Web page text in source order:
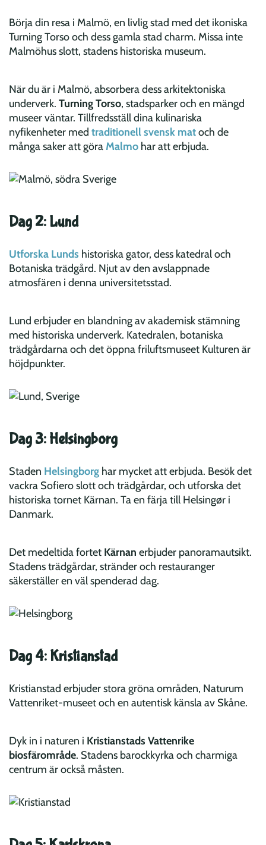
Börja din resa i Malmö, en livlig stad med det ikoniska
Turning Torso och dess gamla stad charm. Missa inte
Malmöhus slott, stadens historiska museum.
När du är i Malmö, absorbera dess arkitektoniska
underverk. Turning Torso, stadsparker och en mängd
museer väntar. Tillfredsställ dina kulinariska
nyfikenheter med traditionell svensk matoch de
många saker att göraMalmo har att erbjuda.
Dag 2: Lund
Utforska Lunds historiska gator, dess katedral och
Botaniska trädgård. Njut av den avslappnade
atmosfären i denna universitetsstad.
Lund erbjuder en blandning av akademisk stämning
med historiska underverk. Katedralen, botaniska
trädgårdarna och det öppna friluftsmuseet Kulturen är
höjdpunkter.
Dag 3: Helsingborg
Staden Helsingborg har mycket att erbjuda. Besök det
vackra Sofiero slott och trädgårdar, och utforska det
historiska tornet Kärnan. Ta en färja till Helsingør i
Danmark.
Det medeltida fortet Kärnan erbjuder panoramautsikt.
Stadens trädgårdar, stränder och restauranger
säkerställer en väl spenderad dag.
Dag 4: Kristianstad
Kristianstad erbjuder stora gröna områden, Naturum
Vattenriket-museet och en autentisk känsla av Skåne.
Dyk in i naturen i Kristianstads Vattenrike
biosfärområde. Stadens barockkyrka och charmiga
centrum är också måsten.